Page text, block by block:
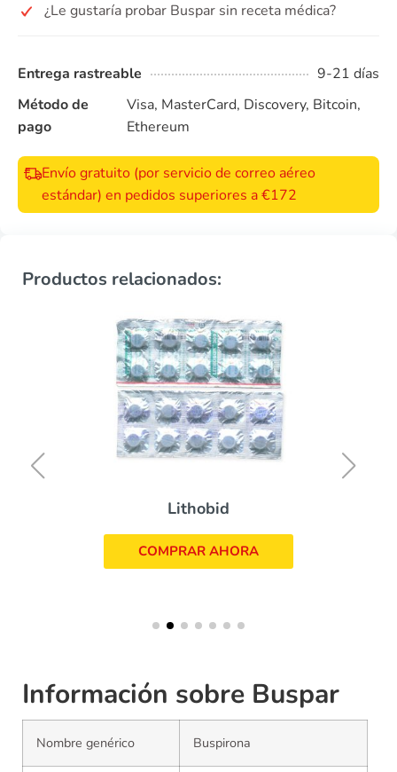
¿Le gustaría probar Buspar sin receta médica?
Entrega rastreable
9-21 días
Método de
pago
Visa, MasterCard, Discovery, Bitcoin,
Ethereum
Envío gratuito (por servicio de correo aéreo
estándar) en pedidos superiores a €172
Productos relacionados:
Lithobid
COMPRAR AHORA
Información sobre Buspar
Nombre genérico Buspirona